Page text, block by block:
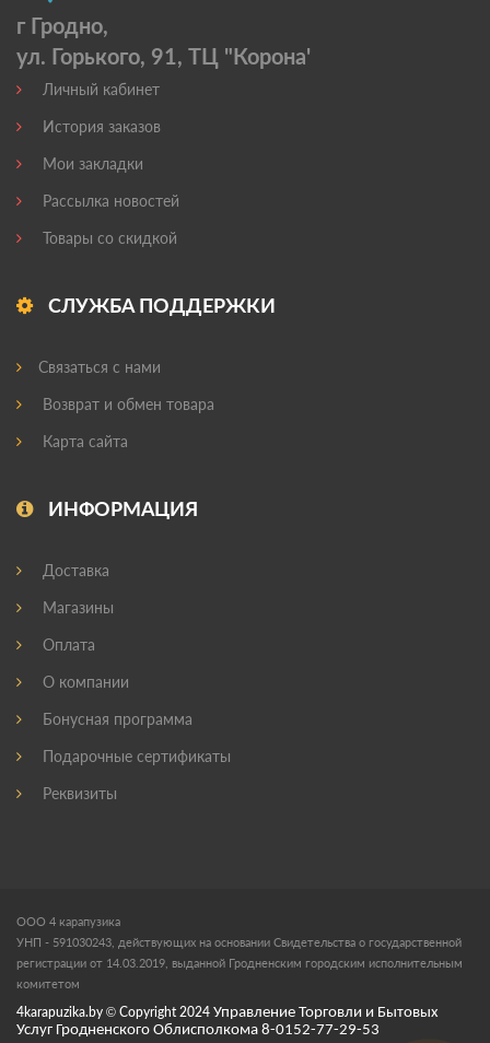
г Гродно,
ул. Горького, 91, ТЦ "Корона'
Личный кабинет
История заказов
Мои закладки
Рассылка новостей
Товары со скидкой
СЛУЖБА ПОДДЕРЖКИ
Связаться с нами
Возврат и обмен товара
Карта сайта
ИНФОРМАЦИЯ
Доставка
Магазины
Оплата
О компании
Бонусная программа
Подарочные сертификаты
Реквизиты
ООО 4 карапузика
УНП - 591030243, действующих на основании Свидетельства о государственной
регистрации от 14.03.2019, выданной Гродненским городским исполнительным
комитетом
4karapuzika.by © Copyright 2024 Управление Торговли и Бытовых
Услуг Гродненского Облисполкома 8-0152-77-29-53